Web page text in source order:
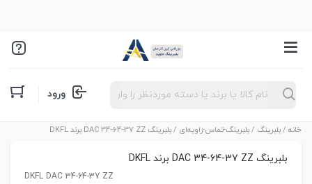
Products
search ورود
خانه /بلبرینگ /بلبرینگ-تماس-زاویه‌ای / بلبرینگ DAC 34-64-37 ZZ برند DKFL
بلبرینگ DAC 34-64-37 ZZ برند DKFL
DKFL DAC 34-64-37 ZZ